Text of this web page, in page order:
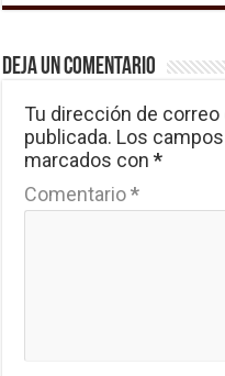
Deja un comentario
Tu dirección de
publicada. Los
marcados con*
Comentario*